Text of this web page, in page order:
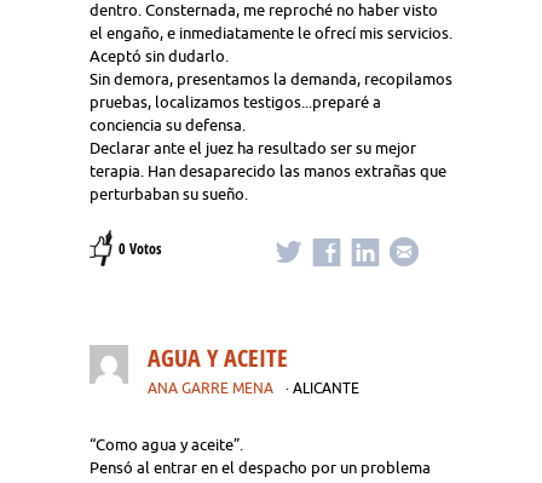
dentro. Consternada, me reproché no haber visto
el engaño, e inmediatamente le ofrecí mis servicios.
Aceptó sin dudarlo.
Sin demora, presentamos la demanda, recopilamos
pruebas, localizamos testigos...preparé a
conciencia su defensa.
Declarar ante el juez ha resultado ser su mejor
terapia. Han desaparecido las manos extrañas que
perturbaban su sueño.
0 Votos
AGUA Y ACEITE
ANA GARRE MENA · ALICANTE
“Como agua y aceite”.
Pensó al entrar en el despacho por un problema